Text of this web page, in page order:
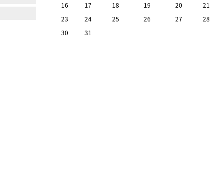
16
17 18 19 20 21
23
24 25 26 27 28
30
31